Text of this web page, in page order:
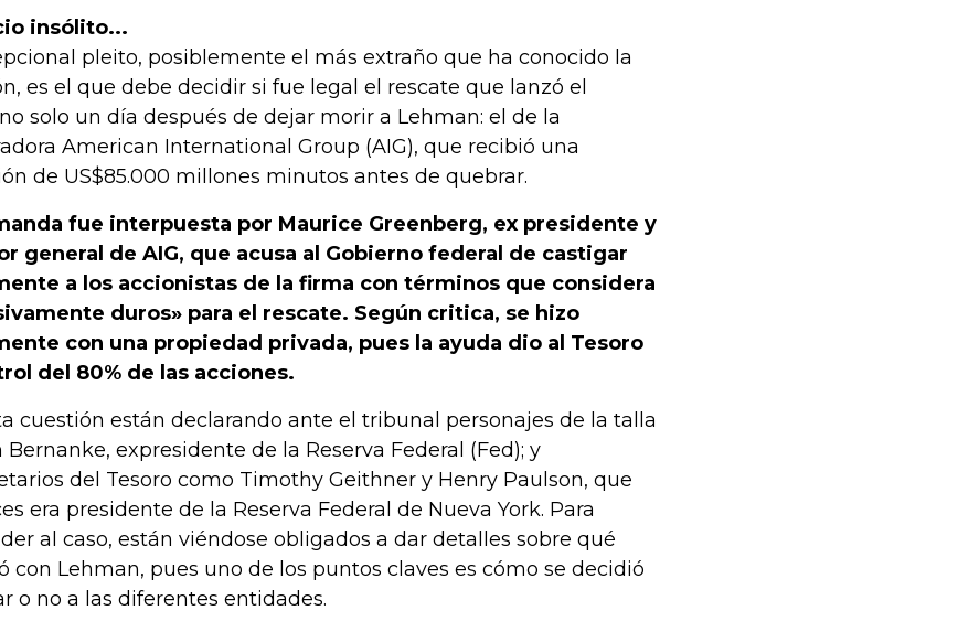
insólito...
pleito, posiblemente el más extraño que ha conocido la
es el que debe decidir si fue legal el rescate que lanzó el
solo un día después de dejar morir a Lehman: el de la
American International Group (AIG), que recibió una
de US$85.000 millones minutos antes de quebrar.
fue interpuesta por Maurice Greenberg, ex presidente y
general de AIG, que acusa al Gobierno federal de castigar
a los accionistas de la firma con términos que considera
duros» para el rescate. Según critica, se hizo
con una propiedad privada, pues la ayuda dio al Tesoro
del 80% de las acciones.
cuestión están declarando ante el tribunal personajes de la talla
Bernanke, expresidente de la Reserva Federal (Fed); y
del Tesoro como Timothy Geithner y Henry Paulson, que
era presidente de la Reserva Federal de Nueva York. Para
al caso, están viéndose obligados a dar detalles sobre qué
con Lehman, pues uno de los puntos claves es cómo se decidió
o no a las diferentes entidades.